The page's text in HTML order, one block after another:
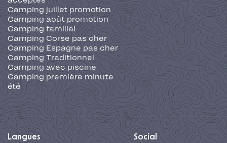
Camping juillet promotion
Camping août promotion
Camping familial
Camping Corse pas cher
Camping Espagne pas cher
Camping Traditionnel
Camping avec piscine
Camping première minute
été
Langues Social